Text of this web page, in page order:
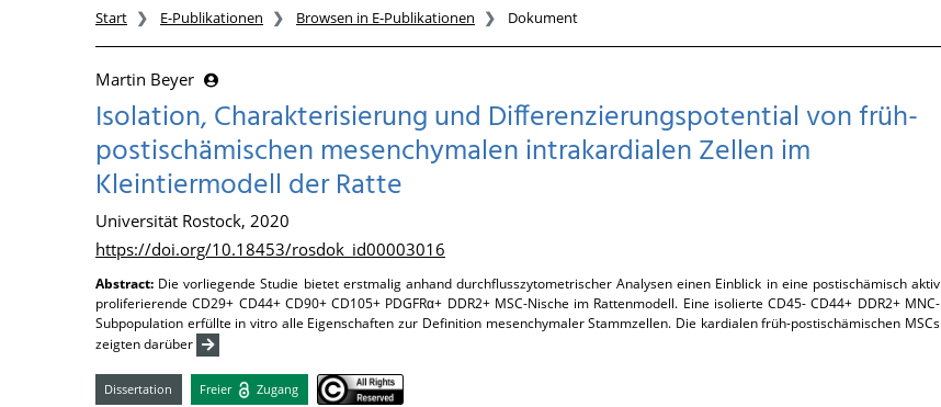
Start E-Publikationen Browsen in E-Publikationen Dokument
Martin Beyer
Isolation, Charakterisierung und Differenzierungspotential von früh-
postischämischen mesenchymalen intrakardialen Zellen im
Kleintiermodell der Ratte
Universität Rostock, 2020
https://doi.org/10.18453/rosdok_id00003016
Abstract: Die vorliegende Studie bietet erstmalig anhand durchflusszytometrischer Analysen einen Einblick in eine postischämisch aktiv
proliferierende CD29+ CD44+ CD90+ CD105+ PDGFRα+ DDR2+ MSC-Nische im Rattenmodell. Eine isolierte CD45- CD44+ DDR2+ MNC-
Subpopulation erfüllte in vitro alle Eigenschaften zur Definition mesenchymaler Stammzellen. Die kardialen früh-postischämischen MSCs
zeigten darüber
Dissertation Freier Zugang